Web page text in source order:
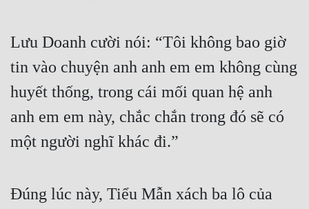
Vô Địch
Võ Hiệp
Võng Du
Xuyên Nhanh
Lưu Doanh cười nói: “Tôi không bao giờ
tin vào chuyện anh anh em em không cùng
huyết thống, trong cái mối quan hệ anh
anh em em này, chắc chắn trong đó sẽ có
một người nghĩ khác đi.”
Đúng lúc này, Tiểu Mẫn xách ba lô của